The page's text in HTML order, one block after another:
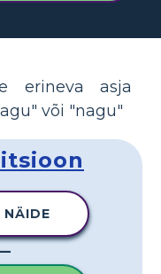
erineva asja
või "nagu"
NÄIDE